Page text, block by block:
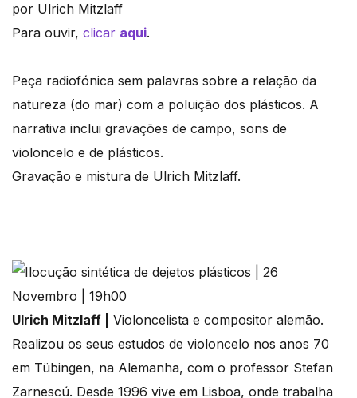
por Ulrich Mitzlaff
Para ouvir, clicar aqui.
Peça radiofónica sem palavras sobre a relação da
natureza (do mar) com a poluição dos plásticos. A
narrativa inclui gravações de campo, sons de
violoncelo e de plásticos.
Gravação e mistura de Ulrich Mitzlaff.
Ulrich Mitzlaff |
Violoncelista e compositor alemão.
Realizou os seus estudos de violoncelo nos anos 70
em Tübingen, na Alemanha, com o professor Stefan
Zarnescú. Desde 1996 vive em Lisboa, onde trabalha